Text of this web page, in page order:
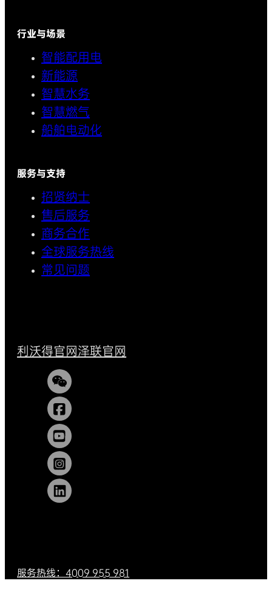
行业与场景
智能配用电
新能源
智慧水务
智慧燃气
船舶电动化
服务与支持
招贤纳士
售后服务
商务合作
全球服务热线
常见问题
利沃得官网泽联官网
服务热线：4009 955 981